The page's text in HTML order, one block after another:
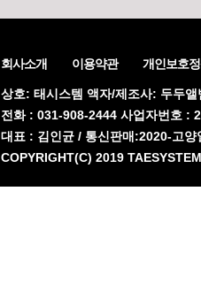
회사소개 이용약관 개인보호
상호: 태시스템 액자/제조사: 두두
전화 : 031-908-2444 사업자번호 :
대표 : 김인균 / 통신판매:2020-고양
COPYRIGHT(C) 2019